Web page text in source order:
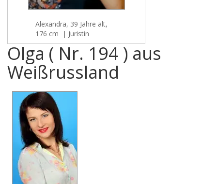
Alexandra, 39 Jahre alt,
176 cm | Juristin
Olga ( Nr. 194 ) aus
Weißrussland